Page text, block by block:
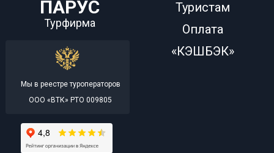
ПАРУС
Турфирма
Мы в реестре туроператоров
ООО «ВТК» РТО 009805
Туристам
Оплата
«КЭШБЭК»